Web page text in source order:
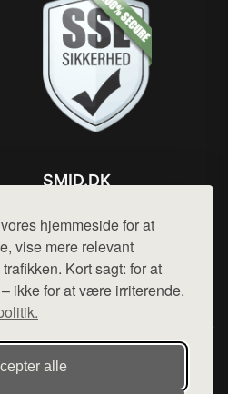
hjemmeside for at
vise mere relevant
Kort sagt: for at
ikke for at være irriterende.
alle
SMID.DK
Mail: hej@want.dk
Cookie- og privatlivspolitik
der udgiver en række
af forskellige produkter fra